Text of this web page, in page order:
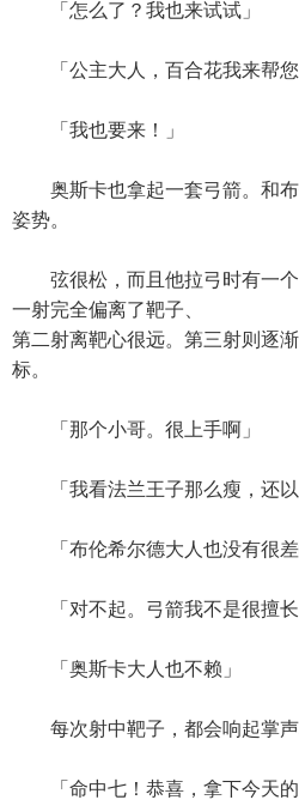
「怎么了？我也来试试」
「公主大人，百合花我来帮您
「我也要来！」
奥斯卡也拿起一套弓箭。和布
姿势。
弦很松，而且他拉弓时有一个
一射完全偏离了靶子、
第二射离靶心很远。第三射则逐
标。
「那个小哥。很上手啊」
「我看法兰王子那么瘦，还以
「布伦希尔德大人也没有很差
「对不起。弓箭我不是很擅长
「奥斯卡大人也不赖」
每次射中靶子，都会响起掌声
「命中七！恭喜，拿下今天的